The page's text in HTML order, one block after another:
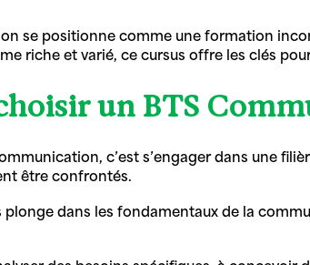
se positionne comme une formation
riche et varié, ce cursus offre les clés
un BTS
c’est s’engager dans une
être confrontés.
dans les fondamentaux de la